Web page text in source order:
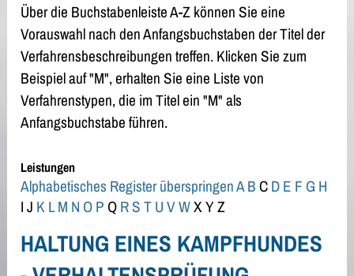
Über die Buchstabenleiste A-Z können Sie eine
Vorauswahl nach den Anfangsbuchstaben der Titel der
Verfahrensbeschreibungen treffen. Klicken Sie zum
Beispiel auf "M", erhalten Sie eine Liste von
Verfahrenstypen, die im Titel ein "M" als
Anfangsbuchstabe führen.
Leistungen
Alphabetisches Register überspringenABCDE F G H
IJ K LM N OP QRSTUVWXYZ
HALTUNG EINES KAMPFHUNDES